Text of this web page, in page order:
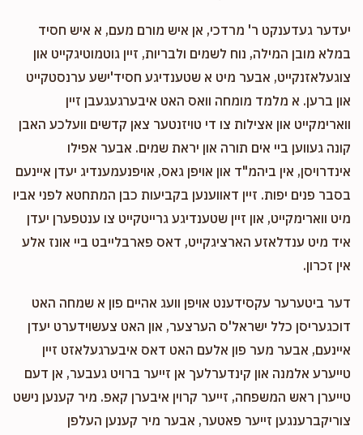
9 months ago $1,000.00
הילף פארן וואך
Shoaly SHEIN Menashe Zafir - מנשה סאפיר
10 months ago $101.00
יעדער געדענקט ר' מרדכי, אן איש מורם מעם, א איש חסיד
במלא מובן המילה, נוח לשמים ולבריות, זיין גוטמוטיגקייט און
צוגעלאזנקייט, אבער מיט א שטענדיגע חסיד'ישע ערנסטקייט
און ברען. א מלמד מומחה וואס האט איבערגעגעבן זיין
ווארימקייט און אצילות צו די טויזנטער צאן קדשים וועלכע האבן
קונה געווען ביי אים תורה און יראת שמים. אבער אפילו
אינדרויסן, אין ביהמ"ד און אויפן גאס, אויפנעמענדיג יעדן איינעם
בסבר פנים יפות. זיין דאווענען בקביעות כבן המתחטא לפני אביו
מיט ווארימקייט, און זיין שטענדיגע גרייטקייט צו ענטפערן יעדן
איד מיט ענדלאזע הארציגקייט, דאס פארבלייבט ביי אונז אלע
אין זכרון.
דער ביטערער עקסידענט אויפן וועג אהיים פון א שמחה האט
דוכגעריסן כלל ישראל'ס הערצער, און האט צעשוידערט יעדן
איינעם, אבער מער פון אלעם האט דאס איבערגעלאזט זיין
טייערע אלמנה און קינדערלעך אן זייער ברויט געבער, אן דעם
טייערן ראש המשפחה, זייער קרוין איבערן קאפ. מיר קענען נישט
צוריקברענגען זייער פאטער, אבער מיר קענען העלפן